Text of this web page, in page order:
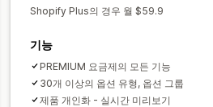
Shopify Plus의 경우 월 $59.9
기능
PREMIUM 요금제의 모든 기능
30개 이상의 옵션 유형, 옵션 그룹
제품 개인화 - 실시간 미리보기